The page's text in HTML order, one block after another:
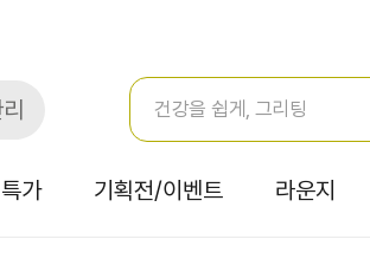
특가 기획전/이벤트 라운지